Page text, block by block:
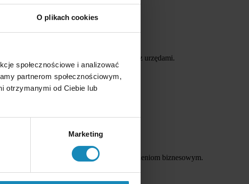
O plikach cookies
społecznościowe i analizować
partnerom społecznościowym,
otrzymanymi od Ciebie lub
Marketing
projektu.
całej procedury krok po kroku w kontakcie z urzędami.
statusu zatrudnienia.
głównie interesy drugiej strony.
które odpowiadały faktycznym ustaleniom biznesowym.